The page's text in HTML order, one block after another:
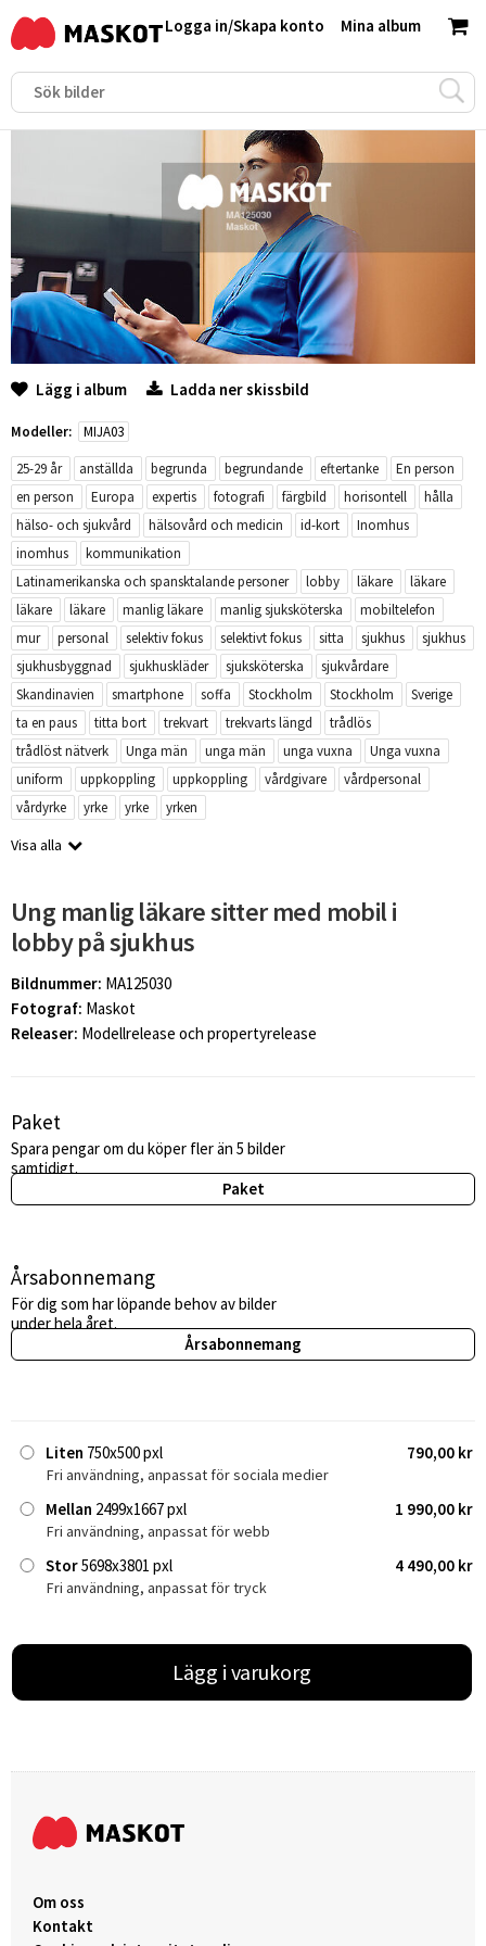
Mina album
Logga in/Skapa konto
Lägg i album Ladda ner skissbild
Modeller:
MIJA03
25-29 år
anställda begrunda begrundande eftertanke
En person
en person
Europa expertis fotografi färgbild horisontell
hålla
hälso- och sjukvård
hälsovård och medicin id-kort
Inomhus
inomhus
kommunikation
Latinamerikanska och spansktalande personer
lobby läkare
läkare
läkare
läkare manlig läkare manlig sjuksköterska
mobiltelefon
mur
personal selektiv fokus selektivt fokus sitta sjukhus
sjukhus
sjukhusbyggnad
sjukhuskläder sjuksköterska
sjukvårdare
Skandinavien
smartphone soffa Stockholm Stockholm
Sverige
ta en paus
titta bort trekvart trekvarts längd
trådlös
trådlöst nätverk
Unga män unga män unga vuxna
Unga vuxna
uniform
uppkoppling uppkoppling vårdgivare
vårdpersonal
vårdyrke
yrke yrke yrken
Visa alla
Ung manlig läkare sitter med mobil i
lobby på sjukhus
Bildnummer: MA125030
Fotograf: Maskot
Releaser: Modellrelease och propertyrelease
Paket
Spara pengar om du köper fler än 5 bilder
samtidigt.
Paket
Årsabonnemang
För dig som har löpande behov av bilder
under hela året.
Årsabonnemang
Liten 750x500 pxl 790,00 kr
Fri användning, anpassat för sociala medier
Mellan 2499x1667 pxl 1 990,00 kr
Fri användning, anpassat för webb
Stor5698x3801 pxl 4 490,00 kr
Fri användning, anpassat för tryck
Lägg i varukorg
Om oss
Kontakt